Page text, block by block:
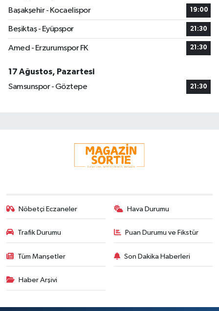
Başakşehir - Kocaelispor
19:00
Beşiktaş - Eyüpspor 21:30
Amed - Erzurumspor FK 21:30
17 Ağustos, Pazartesi
Samsunspor - Göztepe
21:30
Nöbetçi Eczaneler Hava Durumu
Trafik Durumu Puan Durumu ve Fikstür
Tüm Manşetler Son Dakika Haberleri
Haber Arşivi